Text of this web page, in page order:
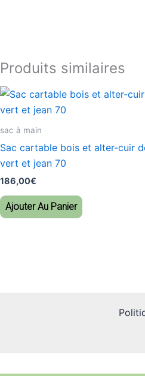
Produits similaires
sac à main
Sac cartable bois et alter-cuir
vert et jean 70
186,00€
Ajouter Au Panier